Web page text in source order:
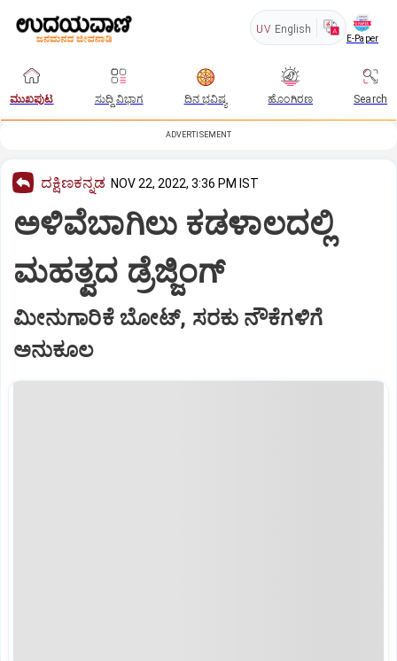
UV English
E-Paper
ಮುಖಪುಟ ಸುದ್ದಿ ವಿಭಾಗ ದಿನ ಭವಿಷ್ಯ ಹೊಂಗಿರಣ Search
ADVERTISEMENT
ದಕ್ಷಿಣಕನ್ನಡ NOV 22, 2022, 3:36 PM IST
ಅಳಿವೆಬಾಗಿಲು ಕಡಳಾಲದಲ್ಲಿ
ಮಹತ್ವದ ಡ್ರೆಜ್ಜಿಂಗ್‌
ಮೀನುಗಾರಿಕೆ ಬೋಟ್‌, ಸರಕು ನೌಕೆಗಳಿಗೆ
ಅನುಕೂಲ